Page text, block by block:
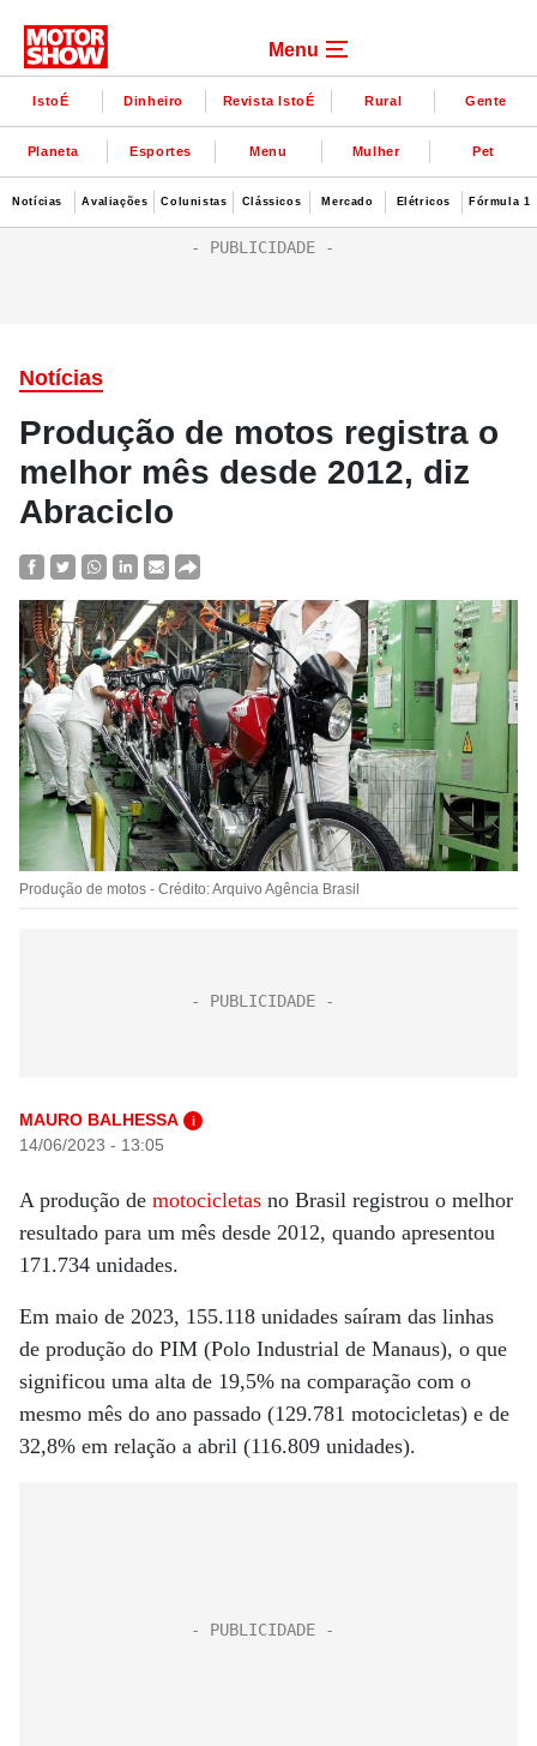
Menu
IstoÉ Dinheiro Revista IstoÉ Rural Gente
Planeta Esportes Menu Mulher Pet
Notícias Avaliações Colunistas Clássicos Mercado Elétricos Fórmula 1
Notícias
Produção de motos registra o
melhor mês desde 2012, diz
Abraciclo
Produção de motos - Crédito: Arquivo Agência Brasil
MAURO BALHESSA i
14/06/2023 - 13:05
A produção de motocicletas no Brasil registrou o melhor
resultado para um mês desde 2012, quando apresentou
171.734 unidades.
Em maio de 2023, 155.118 unidades saíram das linhas
de produção do PIM (Polo Industrial de Manaus), o que
significou uma alta de 19,5% na comparação com o
mesmo mês do ano passado (129.781 motocicletas) e de
32,8% em relação a abril (116.809 unidades).